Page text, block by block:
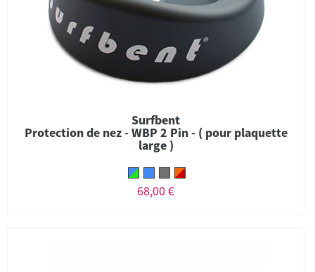
Surfbent
Protection de nez - WBP 2 Pin - ( pour plaquette
large )
68,00 €